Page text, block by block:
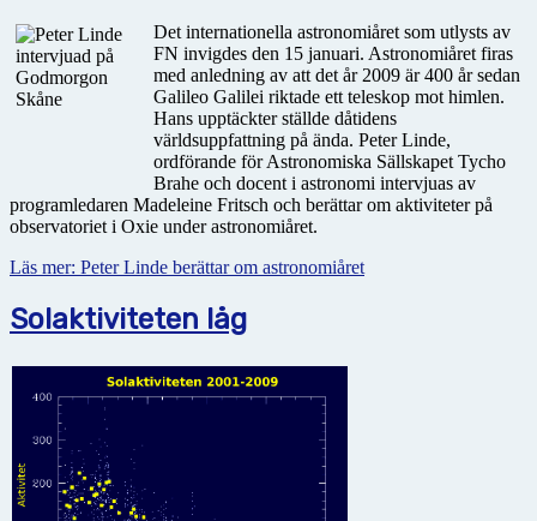
Det internationella astronomiåret som utlysts av
FN invigdes den 15 januari. Astronomiåret firas
med anledning av att det år 2009 är 400 år sedan
Galileo Galilei riktade ett teleskop mot himlen.
Hans upptäckter ställde dåtidens
världsuppfattning på ända. Peter Linde,
ordförande för Astronomiska Sällskapet Tycho
Brahe och docent i astronomi intervjuas av
programledaren Madeleine Fritsch och berättar om aktiviteter på
observatoriet i Oxie under astronomiåret.
Läs mer: Peter Linde berättar om astronomiåret
Solaktiviteten låg